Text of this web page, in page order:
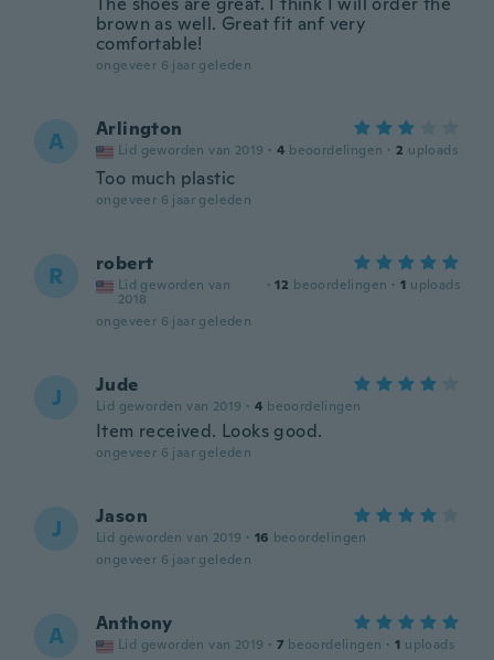
brown as well. Great fit anf very
comfortable!
ongeveer 6 jaar geleden
A Arlington
Lid geworden van 2019 · 4 beoordelingen · 2 uploads
Too much plastic
ongeveer 6 jaar geleden
R robert
Lid geworden van
2018
· 12 beoordelingen · 1 uploads
ongeveer 6 jaar geleden
J Jude
Lid geworden van 2019 · 4 beoordelingen
Item received. Looks good.
ongeveer 6 jaar geleden
J Jason
Lid geworden van 2019 · 16 beoordelingen
ongeveer 6 jaar geleden
A Anthony
Lid geworden van 2019 · 7 beoordelingen · 1 uploads